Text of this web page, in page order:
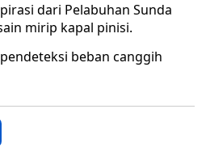
dari Pelabuhan Sunda
mirip kapal pinisi.
beban canggih